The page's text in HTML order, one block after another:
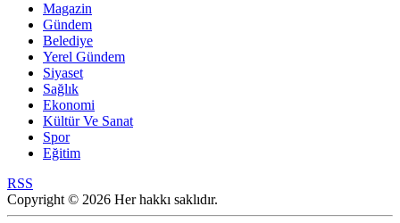
Magazin
Gündem
Belediye
Yerel Gündem
Siyaset
Sağlık
Ekonomi
Kültür Ve Sanat
Spor
Eğitim
RSS
Copyright © 2026 Her hakkı saklıdır.